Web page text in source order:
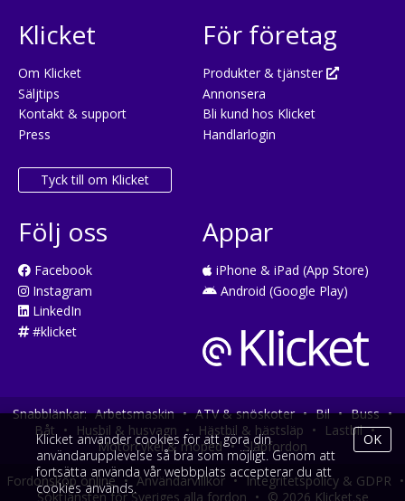
Klicket
Om Klicket
Säljtips
Kontakt & support
Press
Tyck till om Klicket
För företag
Produkter & tjänster
Annonsera
Bli kund hos Klicket
Handlarlogin
Följ oss
Facebook
Instagram
LinkedIn
#klicket
Appar
iPhone & iPad (App Store)
Android (Google Play)
Snabblänkar: Arbetsmaskin • ATV & snöskoter • Bil • Buss •
Båt • Husbil & husvagn • Hästbil & hästsläp • Lastbil •
Motorcykel & moped • Släpfordon
Fordonsköp online • Användarvillkor • Integritetspolicy & GDPR •
Söktjänsten för Sveriges alla fordon • © 2026 Klicket.se
Klicket använder cookies för att göra din
användarupplevelse så bra som möjligt. Genom att
fortsätta använda vår webbplats accepterar du att
cookies används.
OK